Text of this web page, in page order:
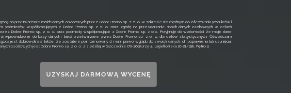
na przetwarzanie moich danych osobowych przez Dobre Promo sp. z o. o. w zakresie niezbędnym do oferowania produktów i
podmiotów współpracujących z Dobre Promo sp. z o. o. oraz zgodę na przetwarzanie moich danych osobowych w celach
Dobre Promo sp. z o. o. oraz podmioty współpracujące z Dobre Promo sp. z o.o. Przyjmuję do wiadomości, że moje dane
wprowadzone do bazy danych i będą przetwarzane przez Dobre Promo sp. z o. o. dla celów statystycznych. Oświadczam
jest dobrowolna a także, że zostałem poinformowany, iż mam prawo wglądu do swoich danych, ich poprawienia lub usunięcia.
osobowych jest Dobre Promo sp. z o. o. z siedzibą w Szczecinie (70-363) przy ul. Jagiellońska 20-21/318, Piętro 3.